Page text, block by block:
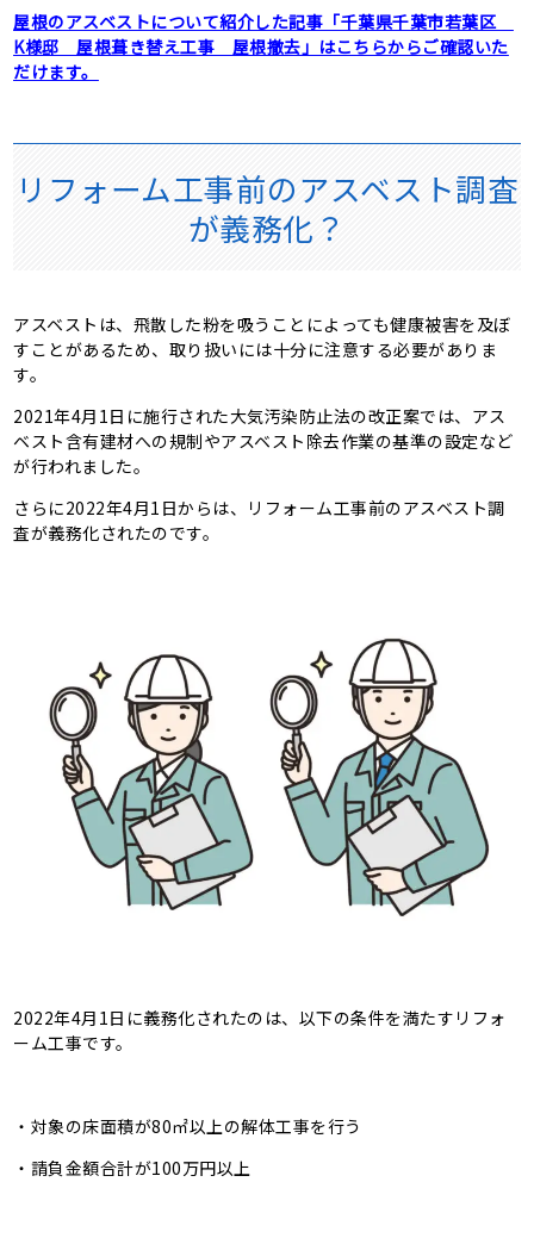
屋根のアスベストについて紹介した記事「千葉県千葉市若葉区
K様邸 屋根葺き替え工事 屋根撤去」はこちらからご確認いた
だけます。
リフォーム工事前のアスベスト調査
が義務化？
アスベストは、飛散した粉を吸うことによっても健康被害を及ぼ
すことがあるため、取り扱いには十分に注意する必要がありま
す。
2021年4月1日に施行された大気汚染防止法の改正案では、アス
ベスト含有建材への規制やアスベスト除去作業の基準の設定など
が行われました。
さらに2022年4月1日からは、リフォーム工事前のアスベスト調
査が義務化されたのです。
2022年4月1日に義務化されたのは、以下の条件を満たすリフォ
ーム工事です。
・対象の床面積が80㎡以上の解体工事を行う
・請負金額合計が100万円以上